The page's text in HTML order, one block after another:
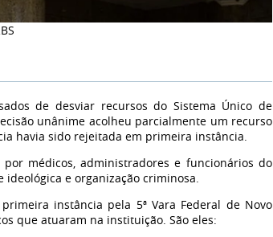
de desviar recursos do Sistema Único de
unânime acolheu parcialmente um recurso
havia sido rejeitada em primeira instância.
médicos, administradores e funcionários do
e organização criminosa.
instância pela 5ª Vara Federal de Novo
que atuaram na instituição. São eles: